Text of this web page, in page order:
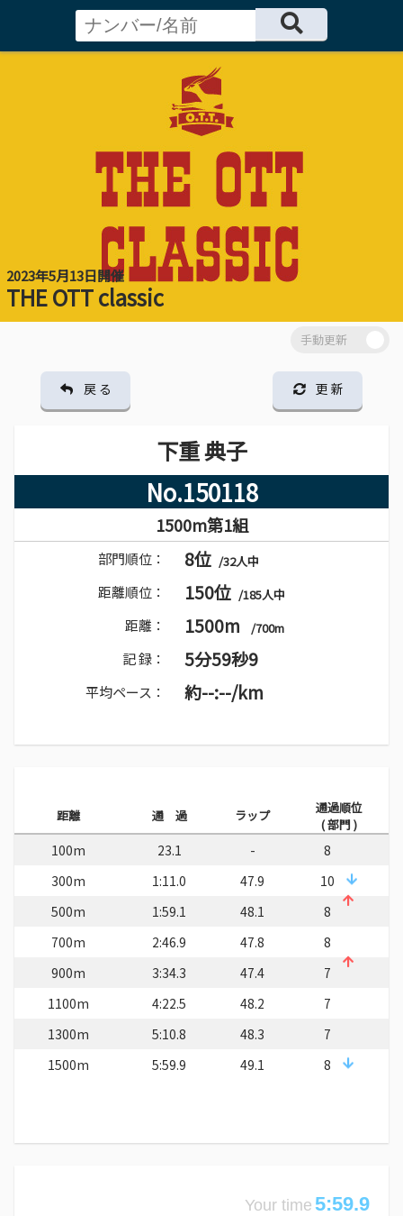
2023年5月13日開催
THE OTT classic
戻 る 更 新
下重 典子
No.150118
1500m第1組
部門順位： 8位 /32人中
距離順位： 150位 /185人中
距離： 1500m /700m
記 録： 5分59秒9
平均ペース： 約--:--/km
距離 通 過 ラップ
通過順位
( 部門 )
100m 23.1 -
8
300m
1:11.0 47.9
10
500m
1:59.1 48.1
8
700m
2:46.9 47.8
8
900m
3:34.3 47.4
7
1100m
4:22.5 48.2
7
1300m
5:10.8 48.3
7
1500m
5:59.9 49.1 8
Your time 5:59.9